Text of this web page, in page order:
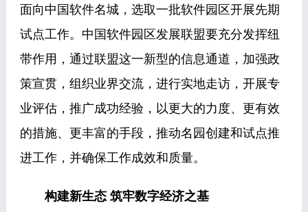
面向中国软件名城，选取一批软件园区开展先期
试点工作。中国软件园区发展联盟要充分发挥纽
带作用，通过联盟这一新型的信息通道，加强政
策宣贯，组织业界交流，进行实地走访，开展专
业评估，推广成功经验，以更大的力度、更有效
的措施、更丰富的手段，推动名园创建和试点推
进工作，并确保工作成效和质量。
构建新生态 筑牢数字经济之基